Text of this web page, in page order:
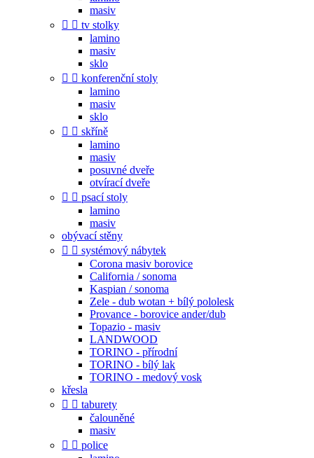
masiv
  tv stolky
lamino
masiv
sklo
  konferenční stoly
lamino
masiv
sklo
  skříně
lamino
masiv
posuvné dveře
otvírací dveře
  psací stoly
lamino
masiv
obývací stěny
  systémový nábytek
Corona masiv borovice
California / sonoma
Kaspian / sonoma
Zele - dub wotan + bílý pololesk
Provance - borovice ander/dub
Topazio - masiv
LANDWOOD
TORINO - přírodní
TORINO - bílý lak
TORINO - medový vosk
křesla
  taburety
čalouněné
masiv
  police